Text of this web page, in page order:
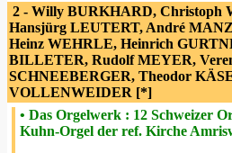
2 - Willy BURKHARD, Christoph
Hansjürg LEUTERT, André
Heinz WEHRLE, Heinrich
BILLETER, Rudolf MEYER,
SCHNEEBERGER, Theodor
VOLLENWEIDER [*]
• Das Orgelwerk : 12 Schweizer
Kuhn-Orgel der ref. Kirche